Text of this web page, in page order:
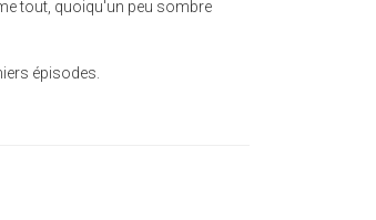
tout, quoiqu'un peu sombre
épisodes.